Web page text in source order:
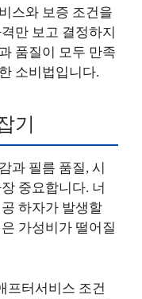
스와 보증 조건을
만 보고 결정하지
품질이 모두 만족
소비법입니다.
기
과 필름 품질, 시
중요합니다. 너
하자가 발생할
가성비가 떨어질
프터서비스 조건